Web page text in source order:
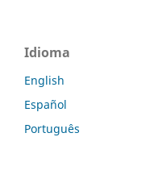
Idioma
English
Español
Português